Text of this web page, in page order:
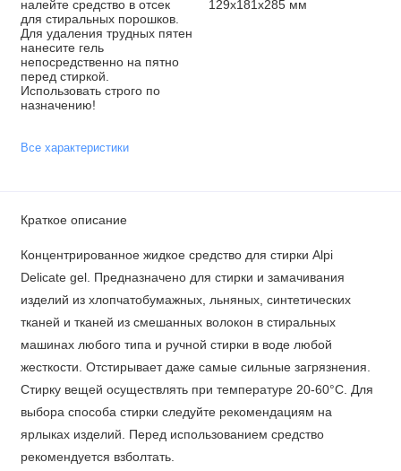
налейте средство в отсек
для стиральных порошков.
Для удаления трудных пятен
нанесите гель
непосредственно на пятно
перед стиркой.
Использовать строго по
назначению!
129x181x285 мм
Все характеристики
Краткое описание
Концентрированное жидкое средство для стирки Alpi
Delicate gel. Предназначено для стирки и замачивания
изделий из хлопчатобумажных, льняных, синтетических
тканей и тканей из смешанных волокон в стиральных
машинах любого типа и ручной стирки в воде любой
жесткости. Отстирывает даже самые сильные загрязнения.
Стирку вещей осуществлять при температуре 20-60°С. Для
выбора способа стирки следуйте рекомендациям на
ярлыках изделий. Перед использованием средство
рекомендуется взболтать.